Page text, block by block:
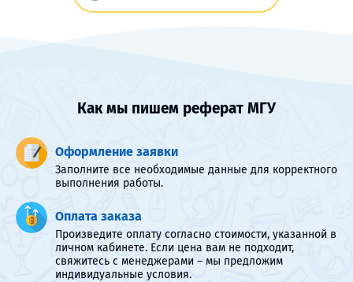
Как мы пишем реферат МГУ
Оформление заявки
Заполните все необходимые данные для корректного
выполнения работы.
Оплата заказа
Произведите оплату согласно стоимости, указанной в
личном кабинете. Если цена вам не подходит,
свяжитесь с менеджерами – мы предложим
индивидуальные условия.